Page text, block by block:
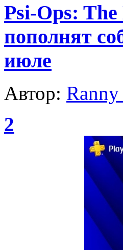
Psi-Ops:
пополнят
июле
Автор:
2